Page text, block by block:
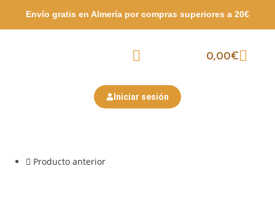
Envío gratis en Almería por compras superiores a 20€
0,00€
Iniciar sesión
Producto anterior